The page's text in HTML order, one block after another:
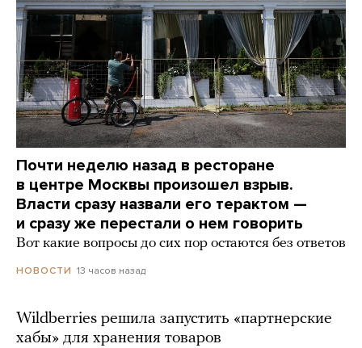
Почти неделю назад в ресторане
в центре Москвы произошел взрыв.
Власти сразу назвали его терактом —
и сразу же перестали о нем говорить
Вот какие вопросы до сих пор остаются без ответов
НОВОСТИ 13 часов назад
Wildberries решила запустить «партнерские
хабы» для хранения товаров